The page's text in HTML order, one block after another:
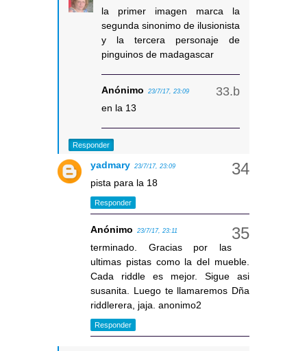
la primer imagen marca la
segunda sinonimo de ilusionista
y la tercera personaje de
pinguinos de madagascar
Anónimo 23/7/17, 23:09
en la 13
Responder
yadmary 23/7/17, 23:09
pista para la 18
Responder
Anónimo 23/7/17, 23:11
terminado. Gracias por las
ultimas pistas como la del mueble.
Cada riddle es mejor. Sigue asi
susanita. Luego te llamaremos Dña
riddlerera, jaja. anonimo2
Responder